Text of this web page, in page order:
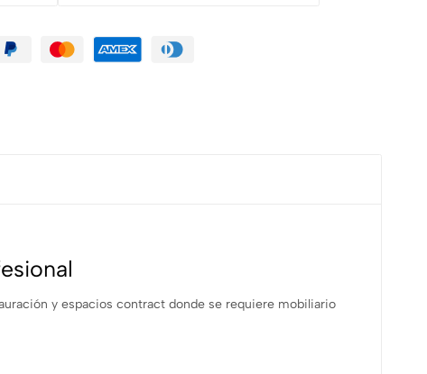
y espacios contract donde se requiere mobiliario